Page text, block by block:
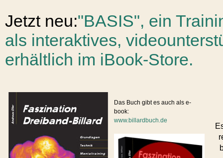
Jetzt neu:"BASIS", ein
als interaktives,
erhältlich im iBook-Store.
Das Buch gibt es auch als e-
book:
www.billardbuch.de